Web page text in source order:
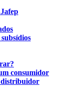
consumidor
distribuidor